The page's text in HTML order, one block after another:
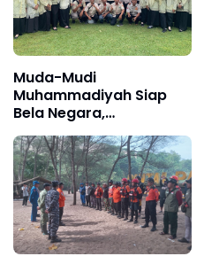
Muda-Mudi
Muhammadiyah Siap
Bela Negara,
Hari Bela Negara Ke-77
di Kanigoro